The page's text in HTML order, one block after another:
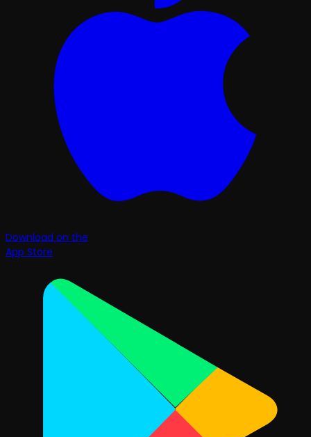
Download on the
App Store